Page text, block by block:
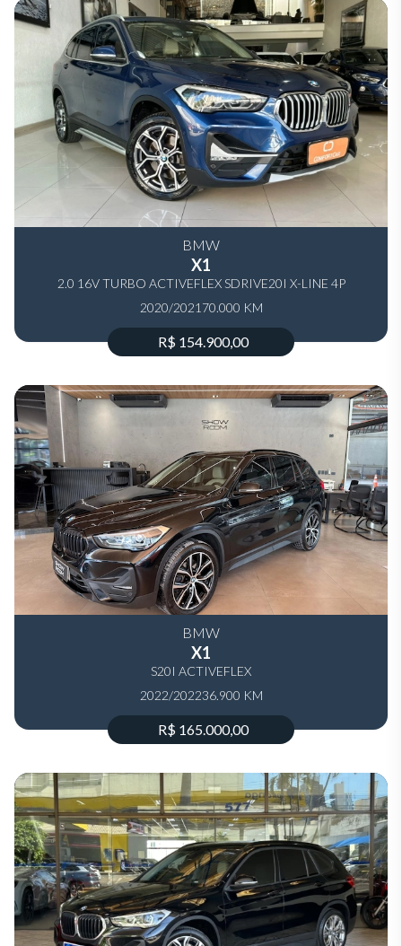
BMW
X1
2.0 16V TURBO ACTIVEFLEX SDRIVE20I X-LINE 4P
AUTOMÁTICO
2020/2021 70.000 KM
R$ 154.900,00
BMW
X1
S20I ACTIVEFLEX
2022/202236.900 KM
R$ 165.000,00